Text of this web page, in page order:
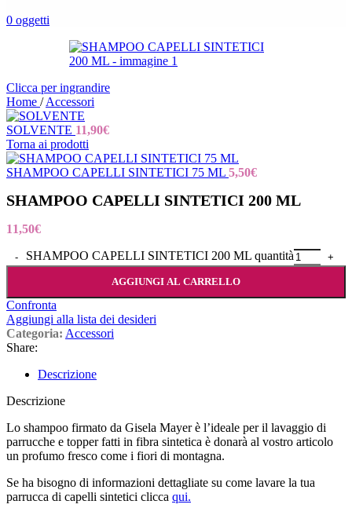
0 oggetti
Clicca per ingrandire
Home / Accessori
SOLVENTE 11,90€
Torna ai prodotti
SHAMPOO CAPELLI SINTETICI 75 ML 5,50€
SHAMPOO CAPELLI SINTETICI 200 ML
11,50€
SHAMPOO CAPELLI SINTETICI 200 ML quantità
AGGIUNGI AL CARRELLO
Confronta
Aggiungi alla lista dei desideri
Categoria: Accessori
Share:
Descrizione
Descrizione
Lo shampoo firmato da Gisela Mayer è l’ideale per il lavaggio di
parrucche e topper fatti in fibra sintetica è donarà al vostro articolo
un profumo fresco come i fiori di montagna.
Se ha bisogno di informazioni dettagliate su come lavare la tua
parrucca di capelli sintetici clicca qui.